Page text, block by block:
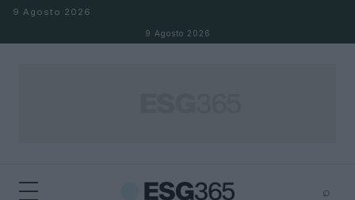
Salta al contenuto
9 Agosto 2026
9 Agosto 2026
⌕